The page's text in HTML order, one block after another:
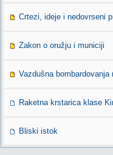
Crtezi, ideje i nedovrseni
Zakon o oružju i municiji
Vazdušna bombardovanja
Raketna krstarica klase
Bliski istok